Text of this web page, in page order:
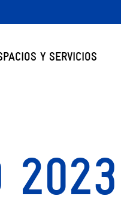
Y SERVICIOS
2023